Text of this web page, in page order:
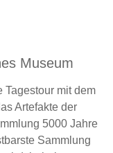
Museum
Tagestour mit dem
Artefakte der
5000 Jahre
Sammlung